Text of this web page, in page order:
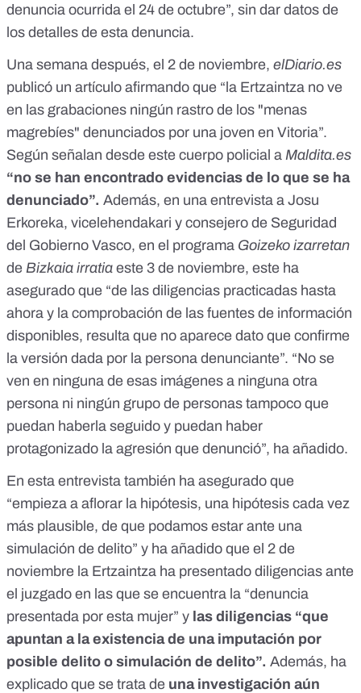
denuncia ocurrida el 24 de octubre”, sin dar datos de
los detalles de esta denuncia.
Una semana después, el 2 de noviembre, elDiario.es
publicó un artículo afirmando que “la Ertzaintza no ve
en las grabaciones ningún rastro de los "menas
magrebíes" denunciados por una joven en Vitoria”.
Según señalan desde este cuerpo policial a Maldita.es
“no se han encontrado evidencias de lo que se ha
denunciado”. Además, en una entrevista a Josu
Erkoreka, vicelehendakari y consejero de Seguridad
del Gobierno Vasco, en el programa Goizeko izarretan
de Bizkaia irratia este 3 de noviembre, este ha
asegurado que “de las diligencias practicadas hasta
ahora y la comprobación de las fuentes de información
disponibles, resulta que no aparece dato que confirme
la versión dada por la persona denunciante”. “No se
ven en ninguna de esas imágenes a ninguna otra
persona ni ningún grupo de personas tampoco que
puedan haberla seguido y puedan haber
protagonizado la agresión que denunció”, ha añadido.
En esta entrevista también ha asegurado que
“empieza a aflorar la hipótesis, una hipótesis cada vez
más plausible, de que podamos estar ante una
simulación de delito” y ha añadido que el 2 de
noviembre la Ertzaintza ha presentado diligencias ante
el juzgado en las que se encuentra la “denuncia
presentada por esta mujer” y las diligencias “que
apuntan a la existencia de una imputación por
posible delito o simulación de delito”. Además, ha
explicado que se trata de una investigación aún